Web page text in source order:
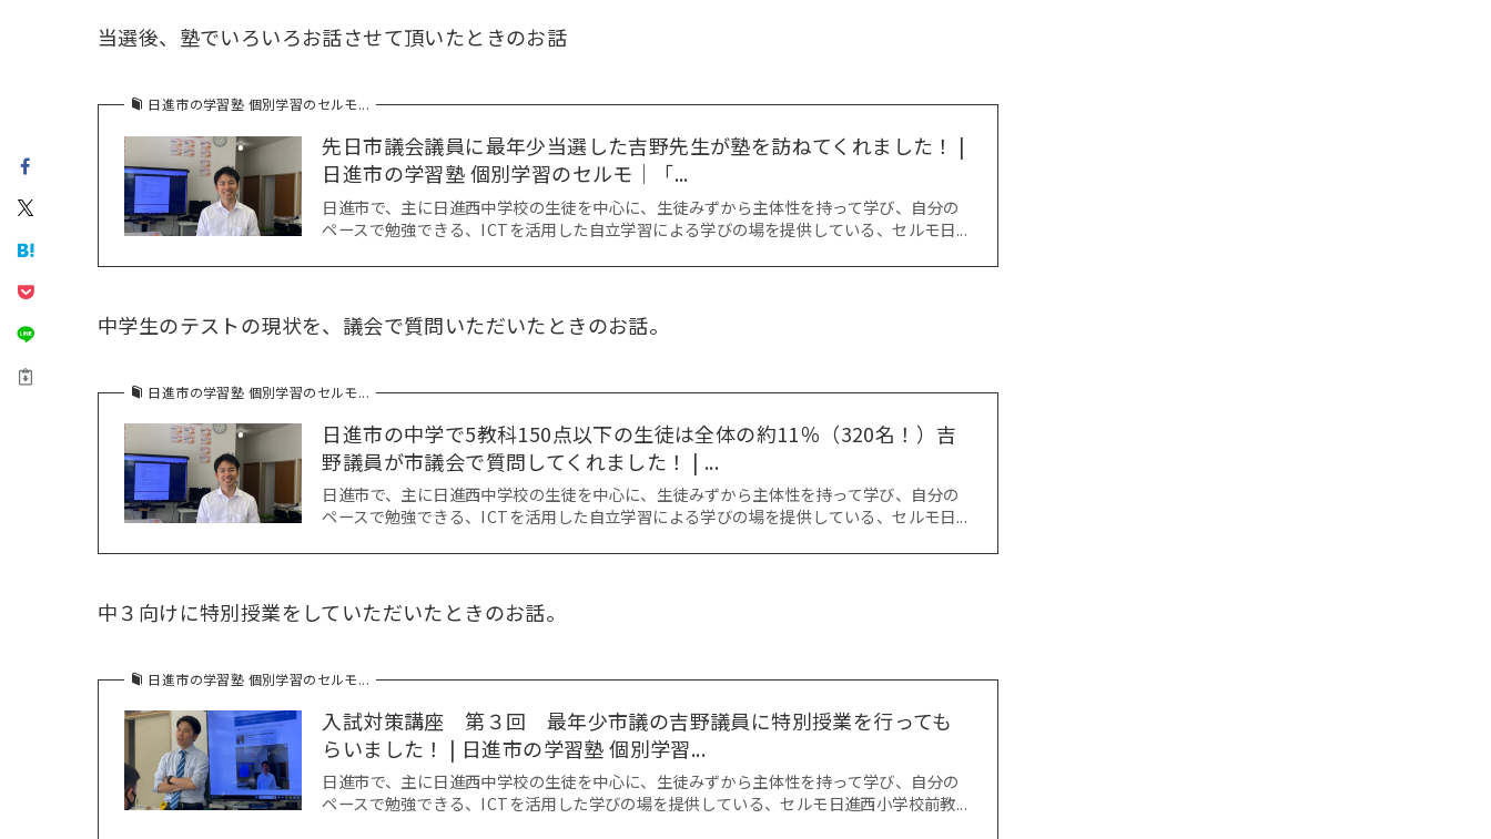
当選後、塾でいろいろお話させて頂いたときのお話
日進市の学習塾 個別学習のセルモ...
先日市議会議員に最年少当選した吉野先生が塾を訪ねてくれました！ |
日進市の学習塾 個別学習のセルモ｜「...
日進市で、主に日進西中学校の生徒を中心に、生徒みずから主体性を持って学び、自分の
ペースで勉強できる、ICTを活用した自立学習による学びの場を提供している、セルモ日...
中学生のテストの現状を、議会で質問いただいたときのお話。
日進市の学習塾 個別学習のセルモ...
日進市の中学で5教科150点以下の生徒は全体の約11％（320名！）吉
野議員が市議会で質問してくれました！ | ...
日進市で、主に日進西中学校の生徒を中心に、生徒みずから主体性を持って学び、自分の
ペースで勉強できる、ICTを活用した自立学習による学びの場を提供している、セルモ日...
中３向けに特別授業をしていただいたときのお話。
日進市の学習塾 個別学習のセルモ...
入試対策講座 第３回 最年少市議の吉野議員に特別授業を行っても
らいました！ | 日進市の学習塾 個別学習...
日進市で、主に日進西中学校の生徒を中心に、生徒みずから主体性を持って学び、自分の
ペースで勉強できる、ICTを活用した学びの場を提供している、セルモ日進西小学校前教...